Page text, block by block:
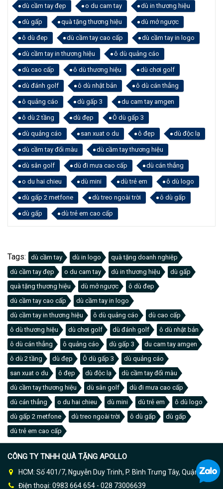
dù cầm tay đẹp o du cam tay dù in thương hiệu
dù gấp quà tặng thương hiệu dù mở ngược
ô dù đep dù cầm tay cao cấp dù cầm tay in logo
dù cầm tay in thương hiệu ô dù quảng cáo
dù cao cấp ô dù thương hiệu dù chơi golf
dù đánh golf ô dù nhật bản ô dù cán thẳng
ô quảng cáo dù gấp 3 du cam tay amgen
ô dù 2 tầng dù đẹp Ô dù gấp 3
dù quảng cáo san xuat o du ô đẹp dù độc lạ
dù cầm tay đổi màu dù cầm tay thương hiệu
dù sân golf dù đi mưa cao cấp dù cán thẳng
o du hai chieu dù mini dù trẻ em ô dù logo
dù gấp 2 metfone dù treo ngoài trời ô dù gấp
dù gấp dù trẻ em cao cấp
Tags: dù cầm tay dù in logo
quà tặng doanh nghiệp
dù cầm tay đẹp
o du cam tay dù in thương hiệu
dù gấp
quà tặng thương hiệu
dù mở ngược
ô dù đep
dù cầm tay cao cấp
dù cầm tay in logo
dù cầm tay in thương hiệu
ô dù quảng cáo
dù cao cấp
ô dù thương hiệu
dù chơi golf dù đánh golf
ô dù nhật bản
ô dù cán thẳng
ô quảng cáo dù gấp 3
du cam tay amgen
ô dù 2 tầng
dù đẹp Ô dù gấp 3
dù quảng cáo
san xuat o du
ô đẹp dù độc lạ
dù cầm tay đổi màu
dù cầm tay thương hiệu
dù sân golf
dù đi mưa cao cấp
dù cán thẳng
o du hai chieu dù mini dù trẻ em
ô dù logo
dù gấp 2 metfone
dù treo ngoài trời ô dù gấp
dù gấp
dù trẻ em cao cấp
CÔNG TY TNHH QUÀ TẶNG APOLLO
HCM: Số 401/7, Nguyễn Duy Trinh, P. Bình Trưng Tây, Quận 2
Điện thoại: 0983 664 654 - 028 73006639